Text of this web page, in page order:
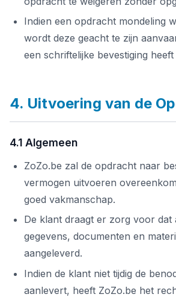
Indien een opdracht mondeling
wordt deze geacht te zijn
een schriftelijke bevestiging
4. Uitvoering van de
4.1 Algemeen
ZoZo.be zal de opdracht naar
vermogen uitvoeren
goed vakmanschap.
De klant draagt er zorg voor dat
gegevens, documenten en
aangeleverd.
Indien de klant niet tijdig de
aanlevert, heeft ZoZo.be het